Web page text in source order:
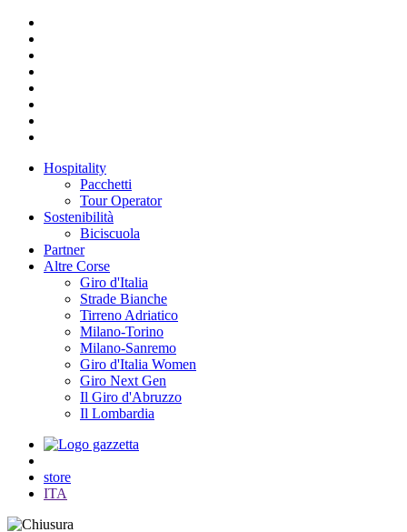
Hospitality
Pacchetti
Tour Operator
Sostenibilità
Biciscuola
Partner
Altre Corse
Giro d'Italia
Strade Bianche
Tirreno Adriatico
Milano-Torino
Milano-Sanremo
Giro d'Italia Women
Giro Next Gen
Il Giro d'Abruzzo
Il Lombardia
store
ITA